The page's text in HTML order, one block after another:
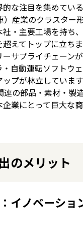
な注目を集めてい
）産業のクラスター
・主要工場を持ち
えてトップに立ち
サプライチェーン
自動運転ソフトウ
プが林立していま
連の部品・素材・製
業にとって巨大な
のメリット
イノベーショ